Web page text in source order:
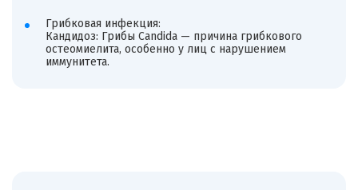
Грибковая инфекция:
Кандидоз: Грибы Candida — причина грибкового
остеомиелита, особенно у лиц с нарушением
иммунитета.